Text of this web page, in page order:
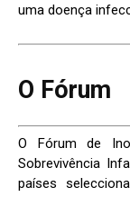
uma doença
O Fórum
O Fórum de
Sobrevivência
países